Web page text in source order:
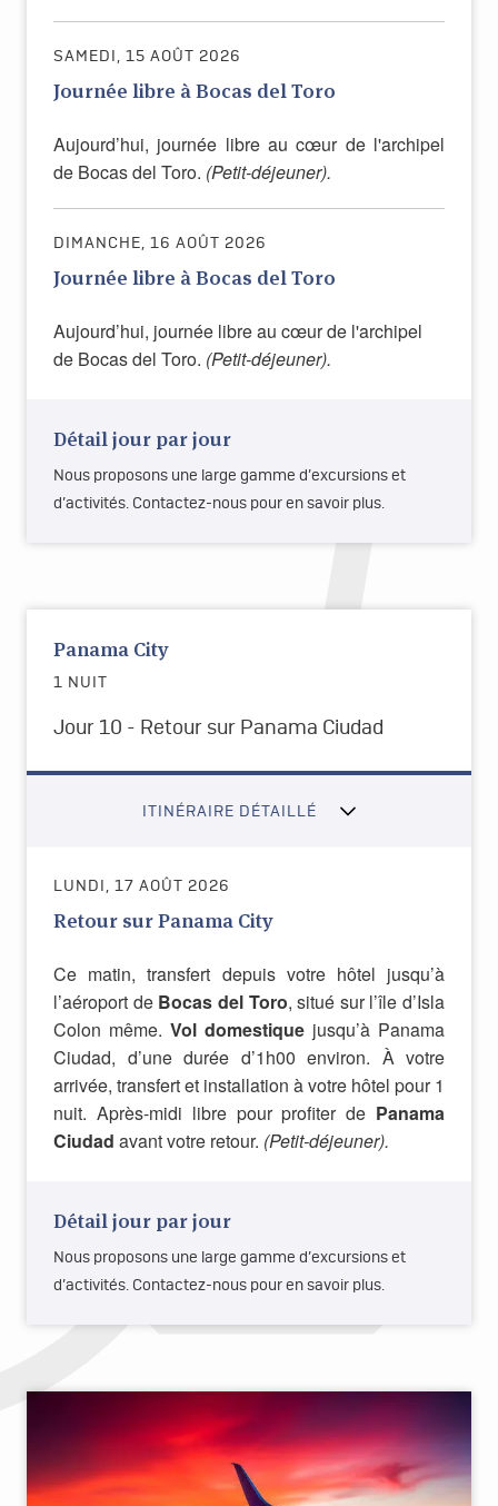
SAMEDI, 15 AOÛT 2026
Journée libre à Bocas del Toro
Aujourd’hui, journée libre au cœur de l'archipel
de Bocas del Toro. (Petit-déjeuner).
DIMANCHE, 16 AOÛT 2026
Journée libre à Bocas del Toro
Aujourd’hui, journée libre au cœur de l'archipel
de Bocas del Toro. (Petit-déjeuner).
Détail jour par jour
Nous proposons une large gamme d’excursions et
d’activités. Contactez-nous pour en savoir plus.
Panama City
1 NUIT
Jour 10 - Retour sur Panama Ciudad
ITINÉRAIRE DÉTAILLÉ
LUNDI, 17 AOÛT 2026
Retour sur Panama City
Ce matin, transfert depuis votre hôtel jusqu’à
l’aéroport de Bocas del Toro, situé sur l’île d’Isla
Colon même. Vol domestique jusqu’à Panama
Ciudad, d’une durée d’1h00 environ. À votre
arrivée, transfert et installation à votre hôtel pour 1
nuit. Après-midi libre pour profiter de Panama
Ciudad avant votre retour. (Petit-déjeuner).
Détail jour par jour
Nous proposons une large gamme d’excursions et
d’activités. Contactez-nous pour en savoir plus.